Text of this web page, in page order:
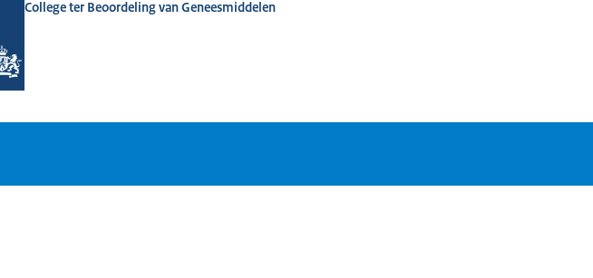
College ter Beoordeling van Geneesmiddelen